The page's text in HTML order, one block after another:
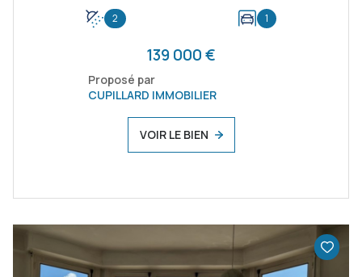
2 1
139 000 €
Proposé par
CUPILLARD IMMOBILIER
VOIR LE BIEN